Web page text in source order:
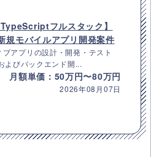
フルスタック】
モバイルアプリ開発案件
アプリの設計・開発・テスト
よびバックエンド開...
月額単価：50万円〜80万円
2026年08月07日